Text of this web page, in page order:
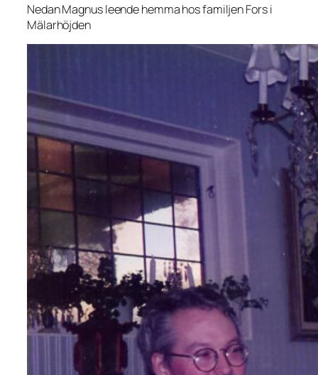
Nedan Magnus leende hemma hos familjen Fors i
Mälarhöjden